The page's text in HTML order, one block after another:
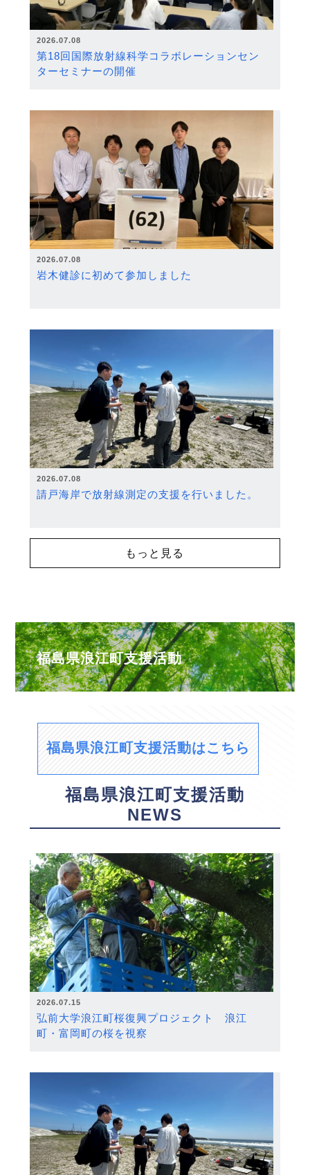
2026.07.08
第18回国際放射線科学コラボレーションセン
ターセミナーの開催
2026.07.08
岩木健診に初めて参加しました
2026.07.08
請戸海岸で放射線測定の支援を行いました。
もっと見る
福島県浪江町支援活動
福島県浪江町支援活動はこちら
福島県浪江町支援活動
NEWS
2026.07.15
弘前大学浪江町桜復興プロジェクト 浪江
町・富岡町の桜を視察